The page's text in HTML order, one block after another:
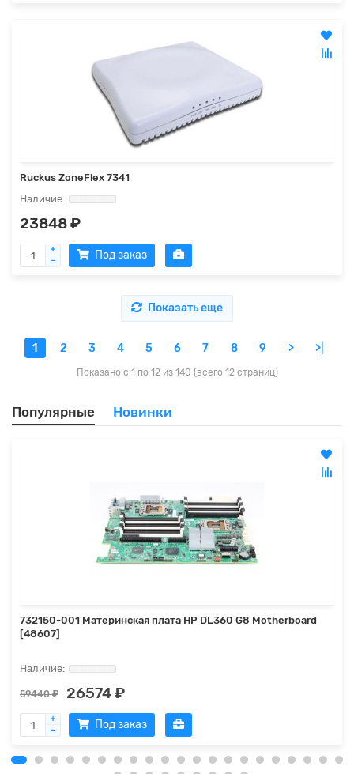
Ruckus ZoneFlex 7341
23848 ₽
Под заказ
Показать еще
1 2 3 4 5 6 7 8 9 > >|
Показано с 1 по 12 из 140 (всего 12 страниц)
Популярные Новинки
732150-001 Материнская плата HP DL360 G8 Motherboard
[48607]
59440 ₽ 26574 ₽
Под заказ